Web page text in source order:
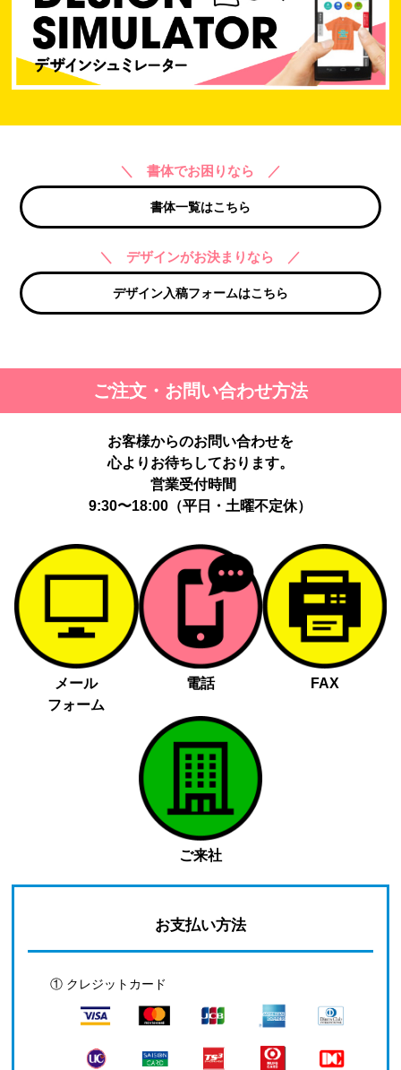
＼ 書体でお困りなら ／
書体一覧はこちら
＼ デザインがお決まりなら ／
デザイン入稿フォームはこちら
ご注文・お問い合わせ方法
お客様からのお問い合わせを
心よりお待ちしております。
営業受付時間
9:30〜18:00（平日・土曜不定休）
メール
フォーム
電話 FAX
ご来社
お支払い方法
① クレジットカード